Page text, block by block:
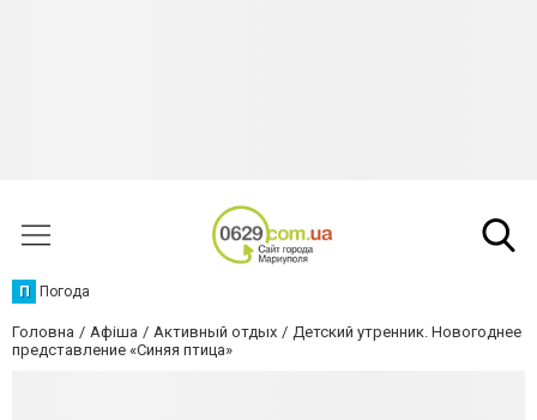
П Погода
Головна Афіша Активный отдых
Детский утренник. Новогоднее
представление «Синяя птица»